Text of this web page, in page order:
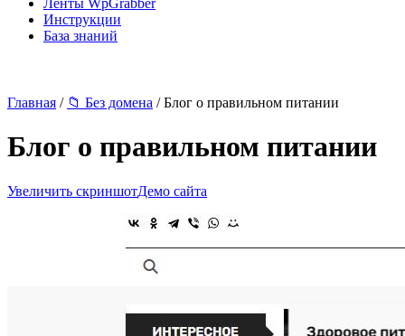
Ленты WpGrabber
Инструкции
База знаний
Главная / 📁 Без домена / Блог о правильном питании
Блог о правильном питании
Увеличить скриншотДемо сайта